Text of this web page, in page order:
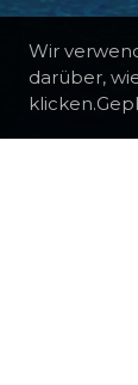
Wir
darüber,